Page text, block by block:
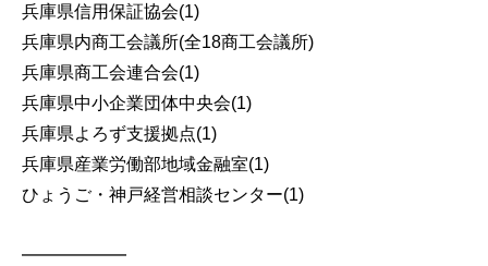
兵庫県信用保証協会(1)
兵庫県内商工会議所(全18商工会議所)
兵庫県商工会連合会(1)
兵庫県中小企業団体中央会(1)
兵庫県よろず支援拠点(1)
兵庫県産業労働部地域金融室(1)
ひょうご・神戸経営相談センター(1)
━━━━━━